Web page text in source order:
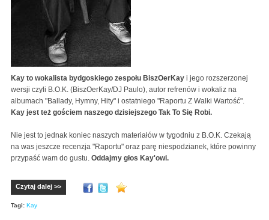
Kay to wokalista bydgoskiego zespołu BiszOerKay i jego rozszerzonej
wersji czyli B.O.K. (BiszOerKay/DJ Paulo), autor refrenów i wokaliz na
albumach "Ballady, Hymny, Hity" i ostatniego "Raportu Z Walki Wartość".
Kay jest też gościem naszego dzisiejszego Tak To Się Robi.
Nie jest to jednak koniec naszych materiałów w tygodniu z B.O.K. Czekają
na was jeszcze recenzja "Raportu" oraz parę niespodzianek, które powinny
przypaść wam do gustu. Oddajmy głos Kay'owi.
Czytaj dalej >>
Tagi: Kay